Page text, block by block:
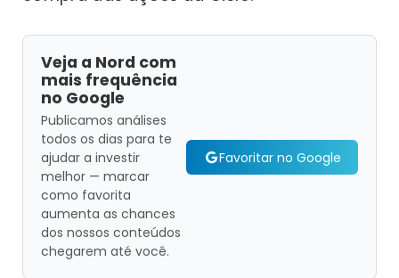
Veja a Nord com
mais frequência
no Google
Publicamos análises
todos os dias para te
ajudar a investir
melhor — marcar
como favorita
aumenta as chances
dos nossos conteúdos
chegarem até você.
Favoritar no Google